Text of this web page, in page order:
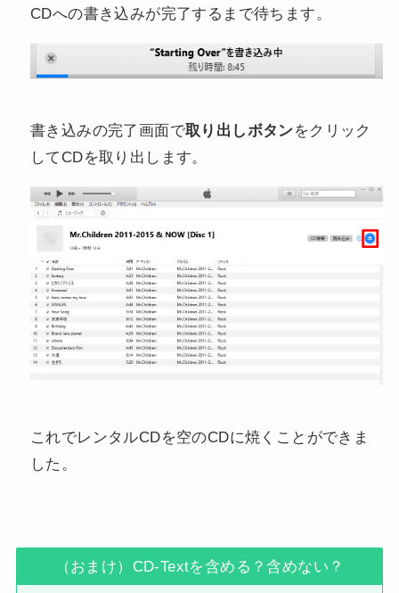
CDへの書き込みが完了するまで待ちます。
書き込みの完了画面で取り出しボタンをクリック
してCDを取り出します。
これでレンタルCDを空のCDに焼くことができま
した。
（おまけ）CD-Textを含める？含めない？